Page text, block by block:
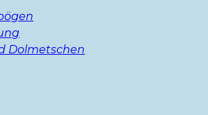
Dolmetschen